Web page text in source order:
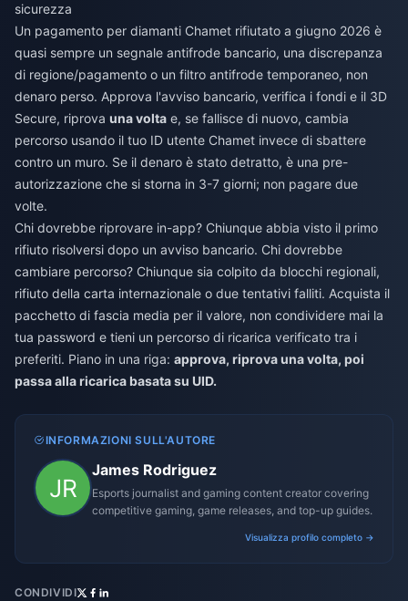
sicurezza
Un pagamento per diamanti Chamet rifiutato a giugno 2026 è
quasi sempre un segnale antifrode bancario, una discrepanza
di regione/pagamento o un filtro antifrode temporaneo, non
denaro perso. Approva l'avviso bancario, verifica i fondi e il 3D
Secure, riprova una volta e, se fallisce di nuovo, cambia
percorso usando il tuo ID utente Chamet invece di sbattere
contro un muro. Se il denaro è stato detratto, è una pre-
autorizzazione che si storna in 3-7 giorni; non pagare due
volte.
Chi dovrebbe riprovare in-app? Chiunque abbia visto il primo
rifiuto risolversi dopo un avviso bancario. Chi dovrebbe
cambiare percorso? Chiunque sia colpito da blocchi regionali,
rifiuto della carta internazionale o due tentativi falliti. Acquista il
pacchetto di fascia media per il valore, non condividere mai la
tua password e tieni un percorso di ricarica verificato tra i
preferiti. Piano in una riga: approva, riprova una volta, poi
passa alla ricarica basata su UID.
INFORMAZIONI SULL'AUTORE
James Rodriguez
Esports journalist and gaming content creator covering
competitive gaming, game releases, and top-up guides.
Visualizza profilo completo →
CONDIVIDI